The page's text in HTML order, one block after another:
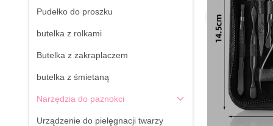
Pudełko do proszku
butelka z rolkami
Butelka z zakraplaczem
butelka z śmietaną
Narzędzia do paznokci
Urządzenie do pielęgnacji twarzy